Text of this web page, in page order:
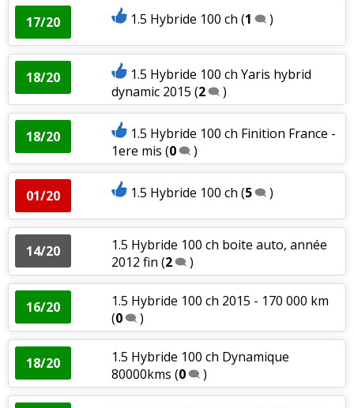
17/20 1.5 Hybride 100 ch (1 )
18/20
1.5 Hybride 100 ch Yaris hybrid
dynamic 2015 (2 )
18/20
1.5 Hybride 100 ch Finition France -
1ere mis (0 )
01/20 1.5 Hybride 100 ch (5 )
14/20
1.5 Hybride 100 ch boite auto, année
2012 fin (2 )
16/20
1.5 Hybride 100 ch 2015 - 170 000 km
(0 )
18/20
1.5 Hybride 100 ch Dynamique
80000kms (0 )